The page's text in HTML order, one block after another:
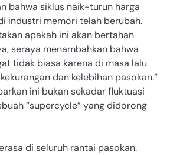
bahwa siklus naik-turun harga
industri memori telah berubah.
apakah ini akan bertahan
seraya menambahkan bahwa
tidak biasa karena di masa lalu
dan kelebihan pasokan.”
ini bukan sekadar fluktuasi
“supercycle” yang didorong
di seluruh rantai pasokan.